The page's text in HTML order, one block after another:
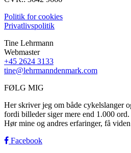
Politik for cookies
Privatlivspolitik
Tine Lehrmann
Webmaster
+45 2624 3133
tine@lehrmanndenmark.com
FØLG MIG
Her skriver jeg om både cykelslanger
fordi billeder siger mere end 1.000 ord.
Hør mine og andres erfaringer, få
Facebook